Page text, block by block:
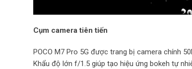
Cụm camera tiên tiến
POCO M7 Pro 5G được trang bị camera chính
Khẩu độ lớn f/1.5 giúp tạo hiệu ứng bokeh tự